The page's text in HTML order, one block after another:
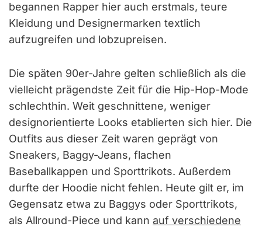
begannen Rapper hier auch erstmals, teure
Kleidung und Designermarken textlich
aufzugreifen und lobzupreisen.
Die späten 90er-Jahre gelten schließlich als die
vielleicht prägendste Zeit für die Hip-Hop-Mode
schlechthin. Weit geschnittene, weniger
designorientierte Looks etablierten sich hier. Die
Outfits aus dieser Zeit waren geprägt von
Sneakers, Baggy-Jeans, flachen
Baseballkappen und Sporttrikots. Außerdem
durfte der Hoodie nicht fehlen. Heute gilt er, im
Gegensatz etwa zu Baggys oder Sporttrikots,
als Allround-Piece und kann auf verschiedene